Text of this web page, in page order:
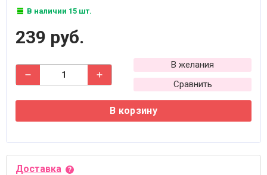
В наличии 15 шт.
239 руб.
В желания
Сравнить
В корзину
Доставка